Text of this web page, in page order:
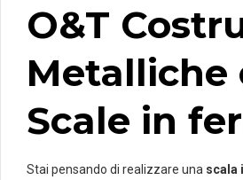
O&T
Metalliche
Scale in
Stai pensando di realizzare una scala